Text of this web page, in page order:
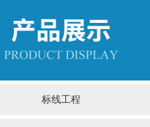
标线工程